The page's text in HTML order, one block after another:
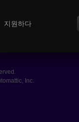
지원하다
Inc.